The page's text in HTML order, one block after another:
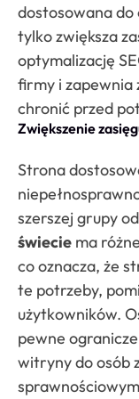
dostosowana do
tylko zwiększa
optymalizację
firmy i zapewnia
chronić przed
Zwiększenie
Strona
szerszej grupy
świecie ma
co oznacza, że
te potrzeby,
użytkowników.
pewne
witryny do osób